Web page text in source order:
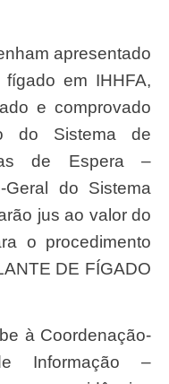
apresentado
em IHHFA,
e comprovado
do Sistema de
de Espera –
Geral do Sistema
jus ao valor do
o procedimento
DE FÍGADO
Informação –